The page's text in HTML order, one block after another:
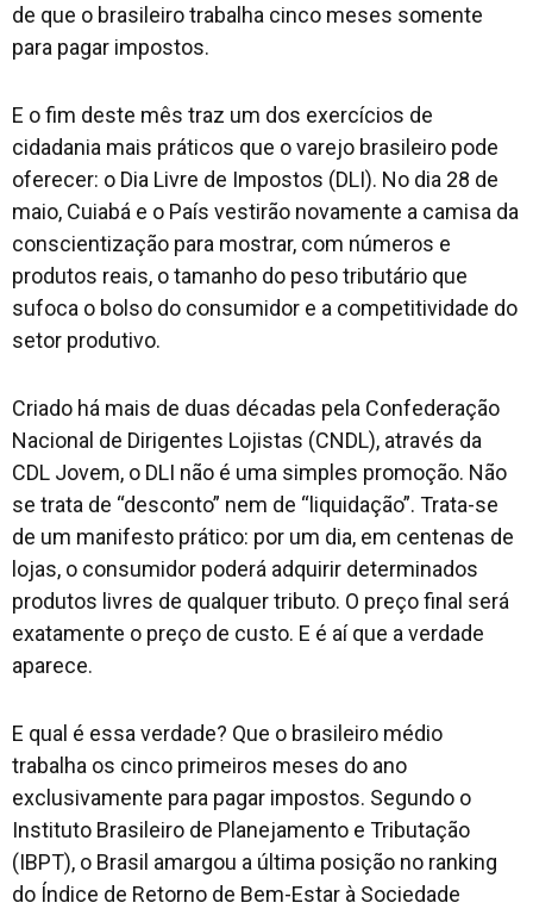
de que o brasileiro trabalha cinco meses somente
para pagar impostos.
E o fim deste mês traz um dos exercícios de
cidadania mais práticos que o varejo brasileiro pode
oferecer: o Dia Livre de Impostos (DLI). No dia 28 de
maio, Cuiabá e o País vestirão novamente a camisa da
conscientização para mostrar, com números e
produtos reais, o tamanho do peso tributário que
sufoca o bolso do consumidor e a competitividade do
setor produtivo.
Criado há mais de duas décadas pela Confederação
Nacional de Dirigentes Lojistas (CNDL), através da
CDL Jovem, o DLI não é uma simples promoção. Não
se trata de “desconto” nem de “liquidação”. Trata-se
de um manifesto prático: por um dia, em centenas de
lojas, o consumidor poderá adquirir determinados
produtos livres de qualquer tributo. O preço final será
exatamente o preço de custo. E é aí que a verdade
aparece.
E qual é essa verdade? Que o brasileiro médio
trabalha os cinco primeiros meses do ano
exclusivamente para pagar impostos. Segundo o
Instituto Brasileiro de Planejamento e Tributação
(IBPT), o Brasil amargou a última posição no ranking
do Índice de Retorno de Bem-Estar à Sociedade